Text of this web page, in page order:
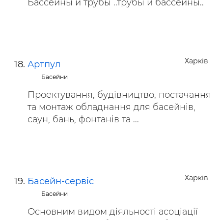
Бассейны и трубы ..трубы и бассейны..
Харків
Артпул
Басейни
Проектування, будівництво, постачання
та монтаж обладнання для басейнів,
саун, бань, фонтанів та ...
Харків
Басейн-сервіс
Басейни
Основним видом діяльності асоціації